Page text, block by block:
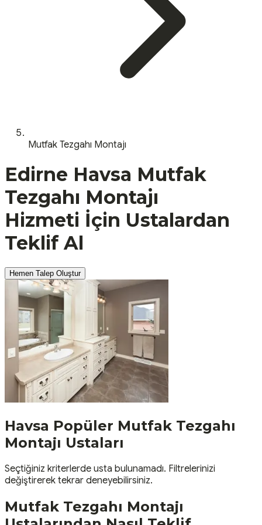
Mutfak Tezgahı Montajı
Edirne Havsa Mutfak
Tezgahı Montajı
Hizmeti İçin Ustalardan
Teklif Al
Hemen Talep Oluştur
Havsa Popüler Mutfak Tezgahı
Montajı Ustaları
Seçtiğiniz kriterlerde usta bulunamadı. Filtrelerinizi
değiştirerek tekrar deneyebilirsiniz.
Mutfak Tezgahı Montajı